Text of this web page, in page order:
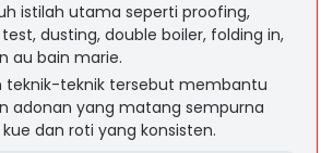
istilah utama seperti proofing,
dusting, double boiler, folding in,
au bain marie.
teknik-teknik tersebut membantu
adonan yang matang sempurna
dan roti yang konsisten.